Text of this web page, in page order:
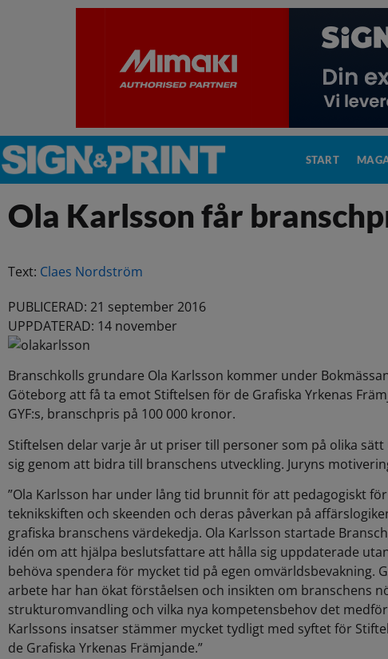
START
Ola Karlsson får
Text: Claes Nordström
PUBLICERAD: 21 september 2016
UPPDATERAD: 14 november
Branschkolls grundare Ola Karlsson kommer under
Göteborg att få ta emot Stiftelsen för de Grafiska Yrkenas
GYF:s, branschpris på 100 000 kronor.
Stiftelsen delar varje år ut priser till personer som på olika
sig genom att bidra till branschens utveckling. Juryns
”Ola Karlsson har under lång tid brunnit för att pedagogiskt
teknikskiften och skeenden och deras påverkan på
grafiska branschens värdekedja. Ola Karlsson startade
idén om att hjälpa beslutsfattare att hålla sig uppdaterade
behöva spendera för mycket tid på egen omvärldsbevakning.
arbete har han ökat förståelsen och insikten om branschens
strukturomvandling och vilka nya kompetensbehov det
Karlssons insatser stämmer mycket tydligt med syftet för
de Grafiska Yrkenas Främjande.”